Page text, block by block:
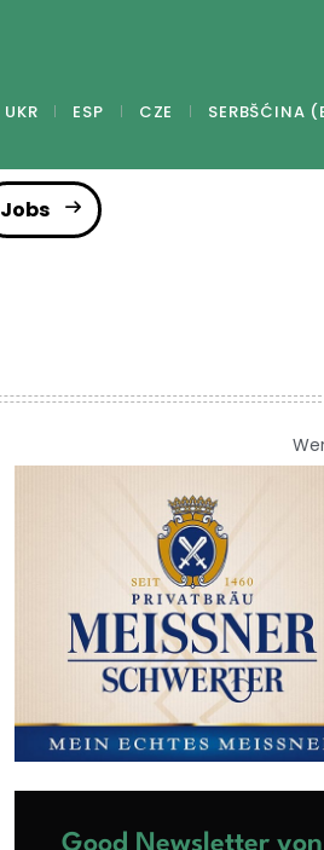
UKR ESP CZE SERBŠĆINA
Jobs
Good Newsletter von